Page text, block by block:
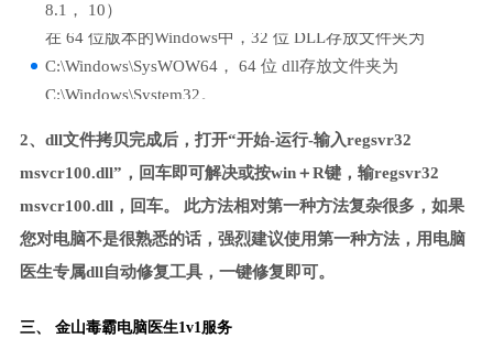
8.1， 10）
在 64 位版本的Windows中，32 位 DLL存放文件夹为
C:\Windows\SysWOW64， 64 位 dll存放文件夹为
C:\Windows\System32。
2、dll文件拷贝完成后，打开“开始-运行-输入regsvr32
msvcr100.dll”，回车即可解决或按win＋R键，输regsvr32
msvcr100.dll，回车。 此方法相对第一种方法复杂很多，如果
您对电脑不是很熟悉的话，强烈建议使用第一种方法，用电脑
医生专属dll自动修复工具，一键修复即可。
三、 金山毒霸电脑医生1v1服务